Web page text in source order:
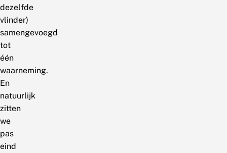
dezelfde
vlinder)
samengevoegd
tot
één
waarneming.
En
natuurlijk
zitten
we
pas
eind